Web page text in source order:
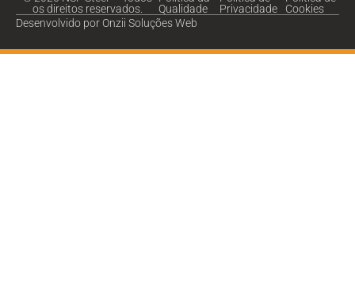
os direitos reservados.
Qualidade
Privacidade
Cookies
Desenvolvido por Onzii Soluções Web